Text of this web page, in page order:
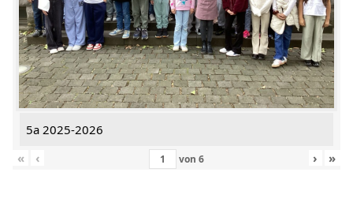
5a 2025-2026
«
‹ von 6 › »